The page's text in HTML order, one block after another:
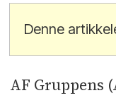
Denne
AF Gruppens